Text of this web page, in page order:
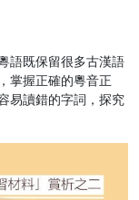
語既保留很多古漢語
掌握正確的粵音正
易讀錯的字詞，探究